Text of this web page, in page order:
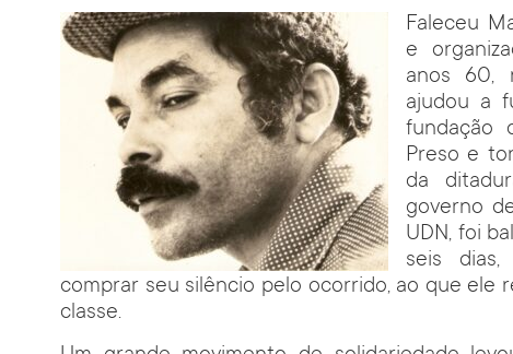
Faleceu
e
anos 60,
ajudou a
fundação
Preso e
da
governo
UDN, foi
seis
comprar seu silêncio pelo ocorrido, ao que ele
classe.